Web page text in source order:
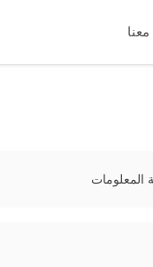
المعلومات